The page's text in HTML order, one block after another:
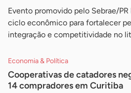
Evento promovido pelo Sebrae/
ciclo econômico para fortalecer
integração e competitividade no
Economia & Política
Cooperativas de catadores
14 compradores em Curitiba